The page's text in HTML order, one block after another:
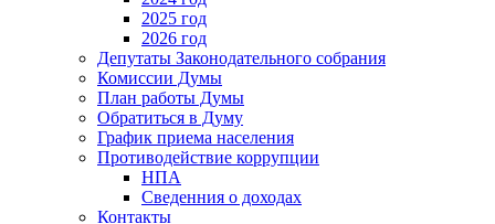
2025 год
2026 год
Депутаты Законодательного собрания
Комиссии Думы
План работы Думы
Обратиться в Думу
График приема населения
Противодействие коррупции
НПА
Сведенния о доходах
Контакты